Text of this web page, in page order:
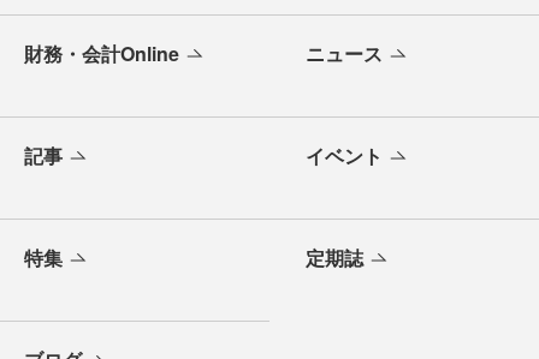
財務・会計Online ニュース
記事 イベント
特集 定期誌